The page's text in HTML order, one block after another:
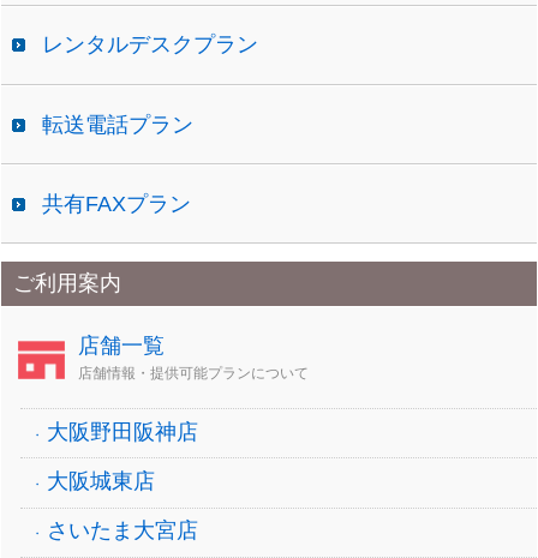
レンタルデスクプラン
転送電話プラン
共有FAXプラン
ご利用案内
店舗一覧
店舗情報・提供可能プランについて
大阪野田阪神店
大阪城東店
さいたま大宮店